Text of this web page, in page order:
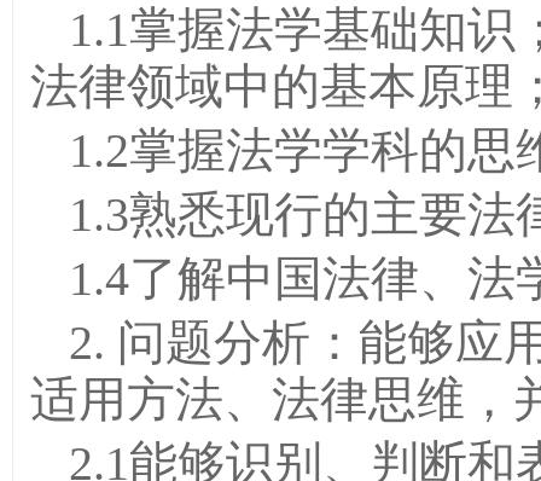
1.1掌握法学基础知
法律领域中的基本原理
1.2掌握法学学科的
1.3熟悉现行的主要法
1.4了解中国法律、法
2. 问题分析：能够应
适用方法、法律思维，
2.1能够识别、判断